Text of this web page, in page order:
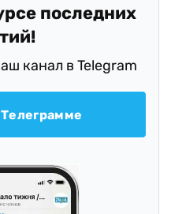
последних
канал в Telegram